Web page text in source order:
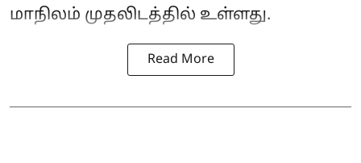
மாநிலம் முதலிடத்தில் உள்ளது.
Read More